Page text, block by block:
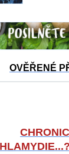
OVĚŘENÉ